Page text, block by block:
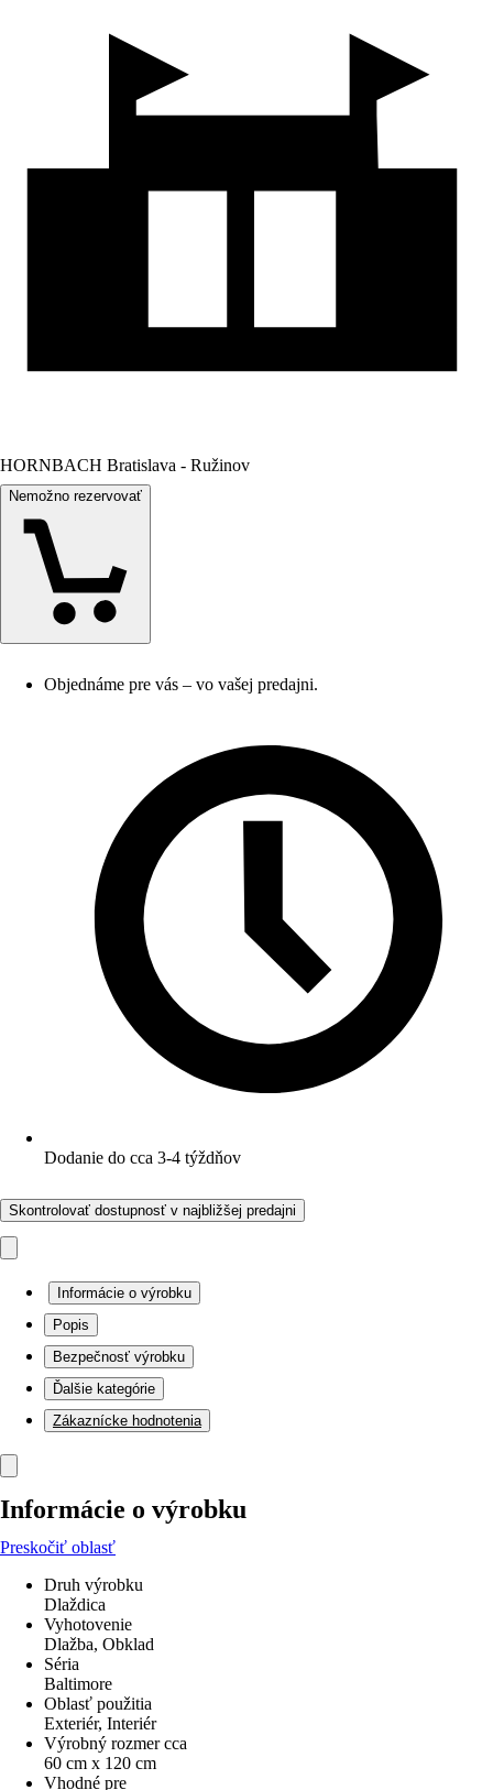
HORNBACH Bratislava - Ružinov
Nemožno rezervovať
Objednáme pre vás – vo vašej predajni.
Dodanie do cca 3-4 týždňov
Skontrolovať dostupnosť v najbližšej predajni
Informácie o výrobku
Popis
Bezpečnosť výrobku
Ďalšie kategórie
Zákaznícke hodnotenia
Informácie o výrobku
Preskočiť oblasť
Druh výrobku
Dlaždica
Vyhotovenie
Dlažba, Obklad
Séria
Baltimore
Oblasť použitia
Exteriér, Interiér
Výrobný rozmer cca
60 cm x 120 cm
Vhodné pre